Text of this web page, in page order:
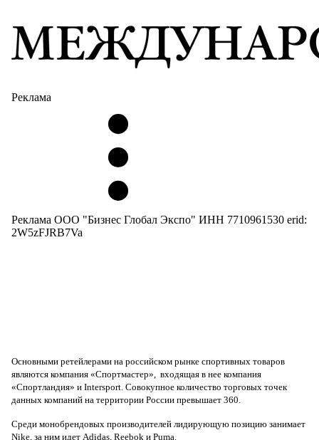
Реклама
Реклама ООО "Бизнес Глобал Экспо" ИНН 7710961530 erid:
2W5zFJRB7Va
Основными ретейлерами на российском рынке спортивных товаров
являются компания «Спортмастер», входящая в нее компания
«Спортландия» и Intersport. Совокупное количество торговых точек
данных компаний на территории России превышает 360.
Среди монобрендовых производителей лидирующую позицию занимает
Nike, за ним идет Adidas, Reebok и Puma.